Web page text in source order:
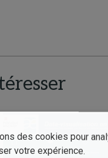
des cookies pour
votre expérience.